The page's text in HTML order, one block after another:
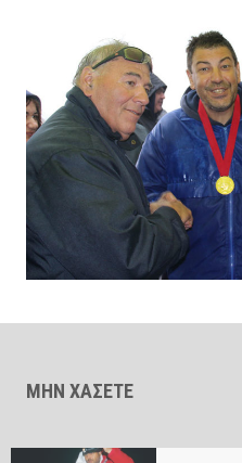
ΜΗΝ ΧΑΣΕΤΕ